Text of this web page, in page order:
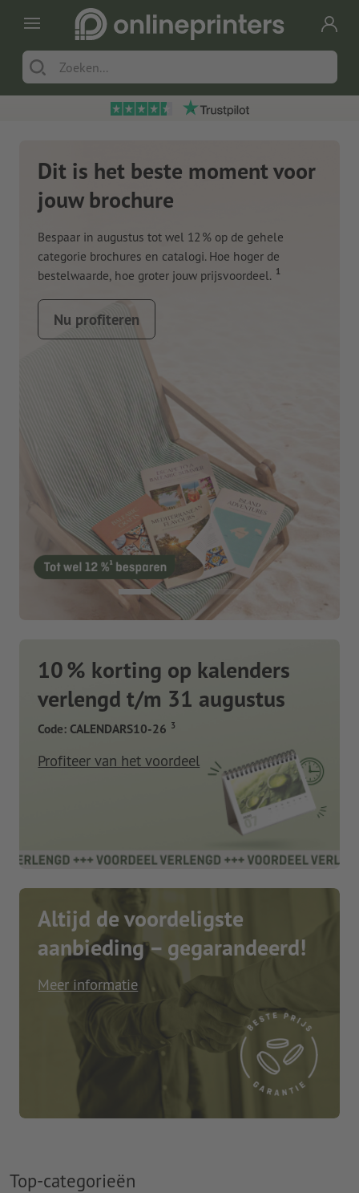
Dit is het beste moment voor
jouw brochure
Bespaar in augustus tot wel 12 % op de gehele
categorie brochures en catalogi. Hoe hoger de
bestelwaarde, hoe groter jouw prijsvoordeel. 1
Nu profiteren
10 % korting op kalenders
verlengd t/m 31 augustus
Code: CALENDARS10-26 3
Profiteer van het voordeel
Altijd de voordeligste
aanbieding – gegarandeerd!
Meer informatie
Top-categorieën